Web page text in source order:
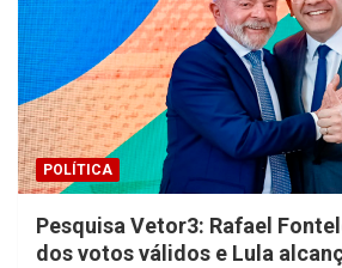
POLÍTICA
Pesquisa Vetor3: Rafael
dos votos válidos e Lula